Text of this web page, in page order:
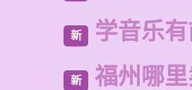
新 学音乐
新 福州哪